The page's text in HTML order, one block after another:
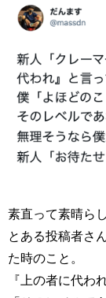
素直って素晴ら
とある投稿者さ
た時のこと。
『上の者に代わ